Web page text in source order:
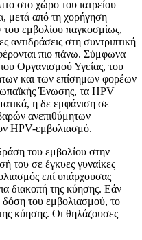
στο χώρο του ιατρείου
μετά από τη χορήγηση
εμβολίου παγκοσμίως,
αντιδράσεις στη συντριπτική
πιο πάνω. Σύμφωνα
Οργανισμού Υγείας, του
και των επίσημων φορέων
Ένωσης, τα HPV
η δε εμφάνιση σε
ανεπιθύμητων
HPV-εμβολιασμό.
του εμβολίου στην
του σε έγκυες γυναίκες
επί υπάρχουσας
διακοπή της κύησης. Εάν
δόση του εμβολιασμού, το
κύησης. Οι θηλάζουσες